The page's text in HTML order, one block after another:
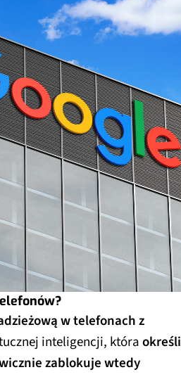
w telefonach z
inteligencji, któraokreśli
zablokuje wtedy